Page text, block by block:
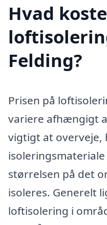
Hvad
Felding?
Prisen på
variere afhængigt
vigtigt at overveje,
størrelsen på det
isoleres. Generelt
loftisolering i